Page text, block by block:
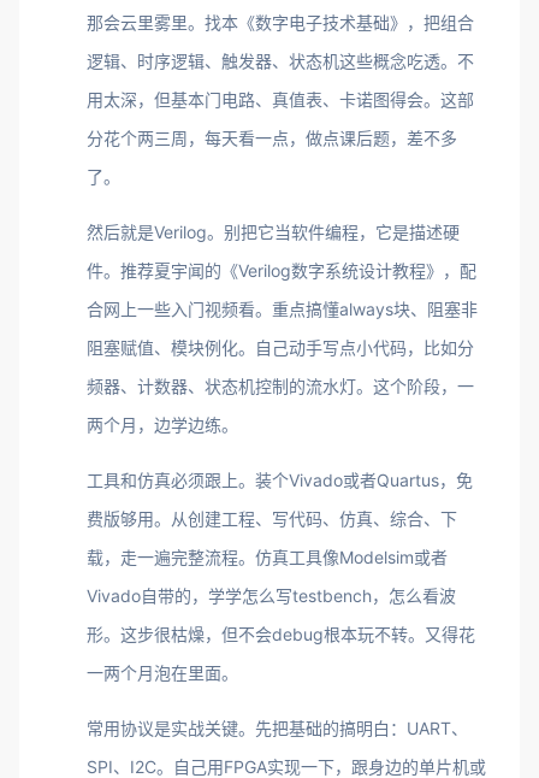
那会云里雾里。找本《数字电子技术基础》，把组合
逻辑、时序逻辑、触发器、状态机这些概念吃透。不
用太深，但基本门电路、真值表、卡诺图得会。这部
分花个两三周，每天看一点，做点课后题，差不多
了。
然后就是Verilog。别把它当软件编程，它是描述硬
件。推荐夏宇闻的《Verilog数字系统设计教程》，配
合网上一些入门视频看。重点搞懂always块、阻塞非
阻塞赋值、模块例化。自己动手写点小代码，比如分
频器、计数器、状态机控制的流水灯。这个阶段，一
两个月，边学边练。
工具和仿真必须跟上。装个Vivado或者Quartus，免
费版够用。从创建工程、写代码、仿真、综合、下
载，走一遍完整流程。仿真工具像Modelsim或者
Vivado自带的，学学怎么写testbench，怎么看波
形。这步很枯燥，但不会debug根本玩不转。又得花
一两个月泡在里面。
常用协议是实战关键。先把基础的搞明白：UART、
SPI、I2C。自己用FPGA实现一下，跟身边的单片机或